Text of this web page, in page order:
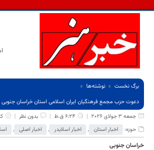
برگ نخست
نوشته‌ها
دعوت حزب مجمع فرهنگیان ایران اسلامی استان خراسان
جمعه 3 جولای 2026
6:24 ق.ظ بدون نظر
حوزه:
اخبار استان , اخبار اسلایدر , اخبار اصلی ,
خراسان جنوبی